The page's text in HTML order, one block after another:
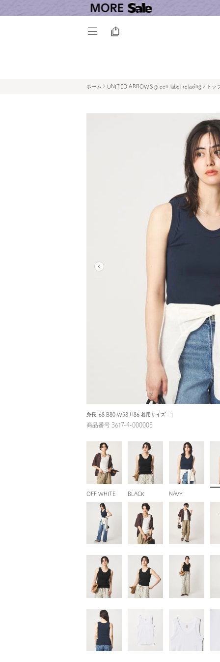
ホーム UNITED ARROWS green label relaxing トッ
身長168 B80 W58 H86 着用サイズ：1
商品番号 3617-4-000005
OFF WHITE BLACK NAVY